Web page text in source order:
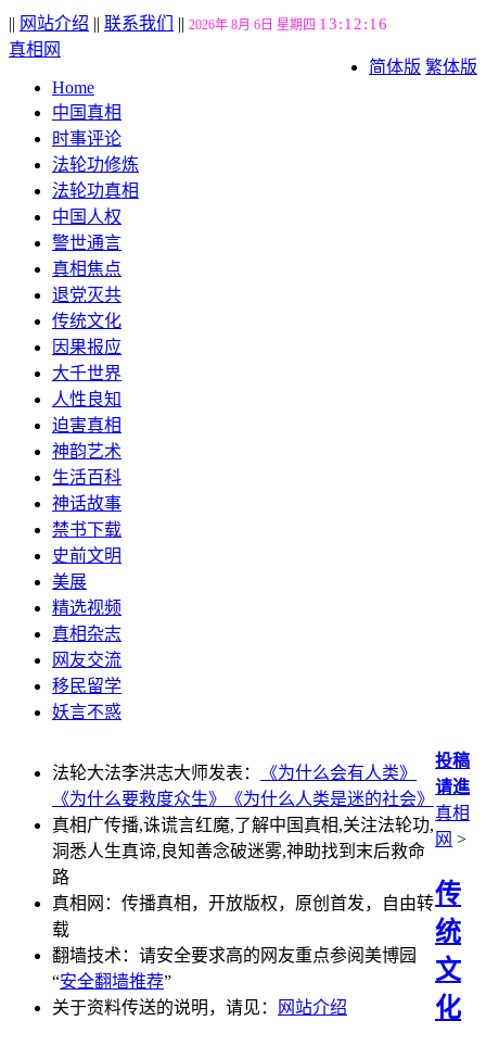
|| 网站介绍 || 联系我们 || 2026年 8月 6日 星期四 13:12:17
简体版 繁体版
真相网
Home
中国真相
时事评论
法轮功修炼
法轮功真相
中国人权
警世通言
真相焦点
退党灭共
传统文化
因果报应
大千世界
人性良知
迫害真相
神韵艺术
生活百科
神话故事
禁书下载
史前文明
美展
精选视频
真相杂志
网友交流
移民留学
妖言不惑
法轮大法李洪志大师发表：
《为什么会有人类》
《为什么要救度众生》
《为什么人类是迷的社会》
真相广传播,诛谎言红魔,了解中国真相,关注法轮功,
洞悉人生真谛,良知善念破迷雾,神助找到末后救命
路
真相网：传播真相，开放版权，原创首发，自由转
载
翻墙技术：请安全要求高的网友重点参阅美博园
“安全翻墙推荐”
关于资料传送的说明，请见：
网站介绍
投稿
请進
真相
网 >
传
统
文
化